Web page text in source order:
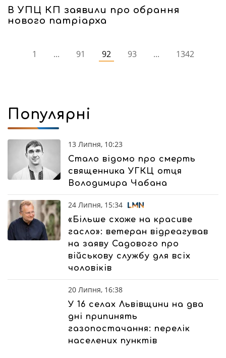
В УПЦ КП заявили про обрання
нового патріарха
1 ... 91 92 93 ... 1342
Популярні
13 Липня, 10:23
Стало відомо про смерть
священника УГКЦ отця
Володимира Чабана
24 Липня, 15:34
«Більше схоже на красиве
гасло»: ветеран відреагував
на заяву Садового про
військову службу для всіх
чоловіків
20 Липня, 16:38
У 16 селах Львівщини на два
дні припинять
газопостачання: перелік
населених пунктів